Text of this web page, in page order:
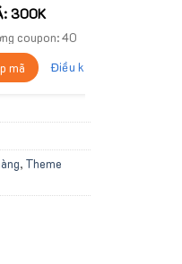
300K
coupon: 40
mã
Điều kiện
, Theme